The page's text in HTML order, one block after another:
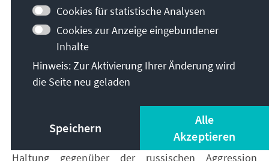
Präsenz zu einer neuen Phase der Entkopplung und
Neuorientierung hin zum Westen, jedoch ohne
vollständiges Verschwinden der historischen
Bindungen.
Seit Beginn der russischen Invasion im Februar 2022
hat die Republik Zypern eine klare verurteilende
Haltung gegenüber der russischen Aggression
Cookies für statistische Analysen
Cookies zur Anzeige eingebundener
Inhalte
Hinweis: Zur Aktivierung Ihrer Änderung wird
die Seite neu geladen
Speichern
Alle
Akzeptieren